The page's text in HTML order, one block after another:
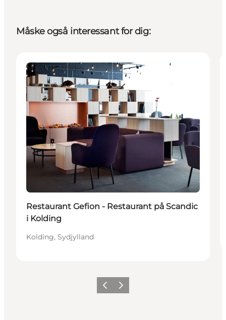
Måske også interessant for dig:
Bæredygtige oplevelser
Mad og drikke
Restaurant Gefion - Restaurant på Scandic
i Kolding
Kolding, Sydjylland
Forrige billede
Næste billede